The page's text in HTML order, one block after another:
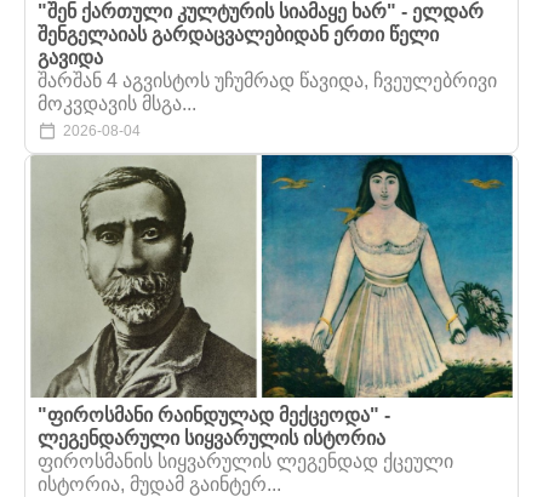
"შენ ქართული კულტურის სიამაყე ხარ" - ელდარ
შენგელაიას გარდაცვალებიდან ერთი წელი
გავიდა
შარშან 4 აგვისტოს უჩუმრად წავიდა, ჩვეულებრივი
მოკვდავის მსგა...
2026-08-04
"ფიროსმანი რაინდულად მექცეოდა" -
ლეგენდარული სიყვარულის ისტორია
ფიროსმანის სიყვარულის ლეგენდად ქცეული
ისტორია, მუდამ გაინტერ...